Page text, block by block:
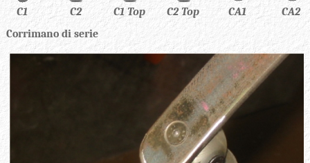
C1 C2 C1 Top C2 Top CA1
CA2
Corrimano di serie